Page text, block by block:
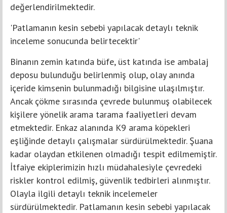
değerlendirilmektedir.
'Patlamanın kesin sebebi yapılacak detaylı teknik
inceleme sonucunda belirtecektir'
Binanın zemin katında büfe, üst katında ise ambalaj
deposu bulunduğu belirlenmiş olup, olay anında
içeride kimsenin bulunmadığı bilgisine ulaşılmıştır.
Ancak çökme sırasında çevrede bulunmuş olabilecek
kişilere yönelik arama tarama faaliyetleri devam
etmektedir. Enkaz alanında K9 arama köpekleri
eşliğinde detaylı çalışmalar sürdürülmektedir. Şuana
kadar olaydan etkilenen olmadığı tespit edilmemiştir.
İtfaiye ekiplerimizin hızlı müdahalesiyle çevredeki
riskler kontrol edilmiş, güvenlik tedbirleri alınmıştır.
Olayla ilgili detaylı teknik incelemeler
sürdürülmektedir. Patlamanın kesin sebebi yapılacak